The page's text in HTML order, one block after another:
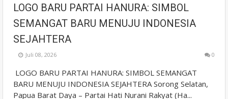
LOGO BARU PARTAI HANURA: SIMBOL
SEMANGAT BARU MENUJU INDONESIA
SEJAHTERA
Juli 08, 2026 0
LOGO BARU PARTAI HANURA: SIMBOL SEMANGAT
BARU MENUJU INDONESIA SEJAHTERA Sorong Selatan,
Papua Barat Daya – Partai Hati Nurani Rakyat (Ha...